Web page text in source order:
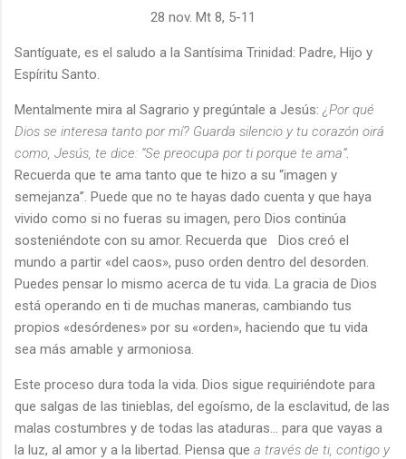
28 nov. Mt 8, 5-11
Santíguate, es el saludo a la Santísima Trinidad: Padre, Hijo y
Espíritu Santo.
Mentalmente mira al Sagrario y pregúntale a Jesús: ¿Por qué
Dios se interesa tanto por mí? Guarda silencio y tu corazón oirá
como, Jesús, te dice: “Se preocupa por ti porque te ama”.
Recuerda que te ama tanto que te hizo a su “imagen y
semejanza”. Puede que no te hayas dado cuenta y que haya
vivido como si no fueras su imagen, pero Dios continúa
sosteniéndote con su amor. Recuerda que Dios creó el
mundo a partir «del caos», puso orden dentro del desorden.
Puedes pensar lo mismo acerca de tu vida. La gracia de Dios
está operando en ti de muchas maneras, cambiando tus
propios «desórdenes» por su «orden», haciendo que tu vida
sea más amable y armoniosa.
Este proceso dura toda la vida. Dios sigue requiriéndote para
que salgas de las tinieblas, del egoísmo, de la esclavitud, de las
malas costumbres y de todas las ataduras... para que vayas a
la luz, al amor y a la libertad. Piensa que a través de ti, contigo y